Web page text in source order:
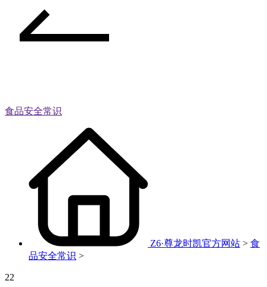
食品安全常识
Z6·尊龙时凯官方网站 > 食
品安全常识 >
22